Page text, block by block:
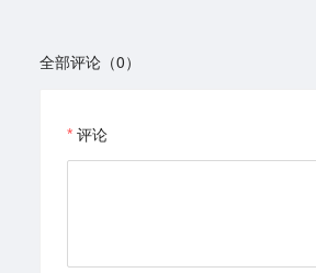
全部评论（0）
评论